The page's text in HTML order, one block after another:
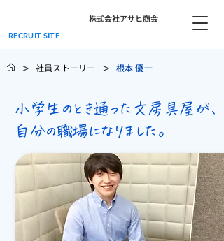
株式会社アサヒ商会
RECRUIT SITE
> 社員ストーリー > 根本 優一
小学生のとき通った文房具屋が、
自分の職場になりました。